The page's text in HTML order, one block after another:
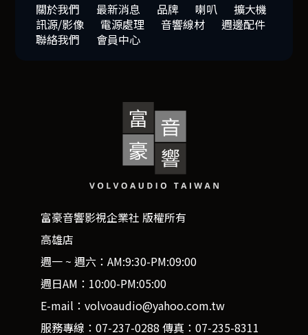
關於我們 最新消息 品牌 喇叭
擴大機
訊源/影像
電源處理 音響線材
週邊配件
聯絡我們
會員中心
富豪音響影視企業社 版權所有
高雄店
週一 ~ 週六：AM:9:30-PM:09:00
週日AM：10:00-PM:05:00
E-mail：volvoaudio@yahoo.com.tw
服務專線：07-237-0288 傳真：07-235-8311